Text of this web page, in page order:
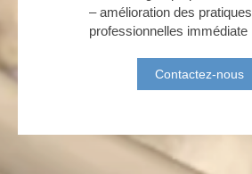
– amélioration des pratiques
professionnelles immédiate
Contactez-nous